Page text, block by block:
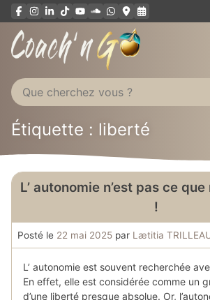
Aller
au
Étiquette : liberté
L’ autonomie n’est pas ce
!
Posté le 22 mai 2025 par Lætitia
L’ autonomie est souvent recherchée
En effet, elle est considérée comme un
d’une liberté presque absolue. Or,